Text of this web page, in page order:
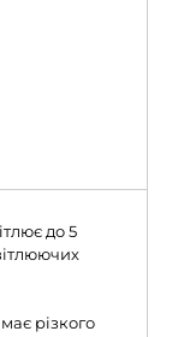
до 5
різкого